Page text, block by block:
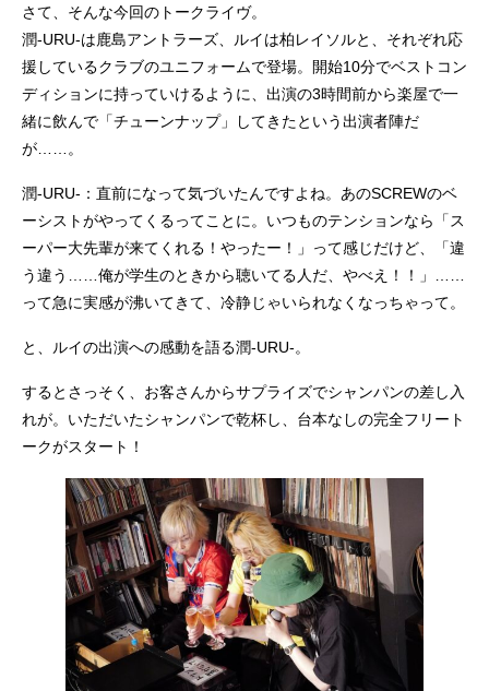
さて、そんな今回のトークライヴ。
潤-URU-は鹿島アントラーズ、ルイは柏レイソルと、それぞれ応
援しているクラブのユニフォームで登場。開始10分でベストコン
ディションに持っていけるように、出演の3時間前から楽屋で一
緒に飲んで「チューンナップ」してきたという出演者陣だ
が……。
潤-URU-：直前になって気づいたんですよね。あのSCREWのベ
ーシストがやってくるってことに。いつものテンションなら「ス
ーパー大先輩が来てくれる！やったー！」って感じだけど、「違
う違う……俺が学生のときから聴いてる人だ、やべえ！！」……
って急に実感が沸いてきて、冷静じゃいられなくなっちゃって。
と、ルイの出演への感動を語る潤-URU-。
するとさっそく、お客さんからサプライズでシャンパンの差し入
れが。いただいたシャンパンで乾杯し、台本なしの完全フリート
ークがスタート！